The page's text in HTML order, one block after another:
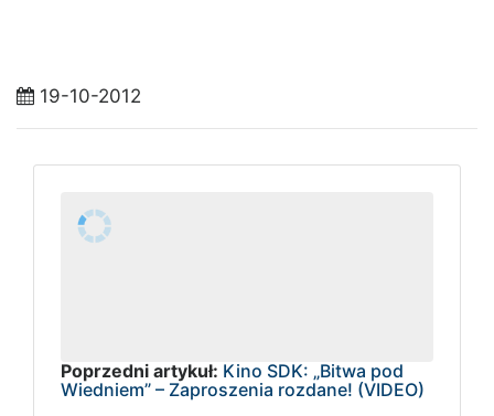
19-10-2012
Poprzedni artykuł: Kino SDK: „Bitwa pod
Wiedniem” – Zaproszenia rozdane! (VIDEO)